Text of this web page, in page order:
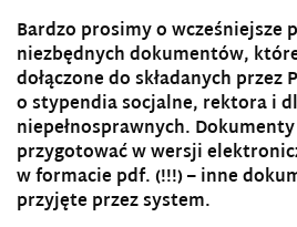
Bardzo prosimy o wcześniejsze
niezbędnych dokumentów,
dołączone do składanych
o stypendia socjalne, rektora i
niepełnosprawnych.
przygotować w wersji
w formacie pdf. (!!!) – inne
przyjęte przez system.